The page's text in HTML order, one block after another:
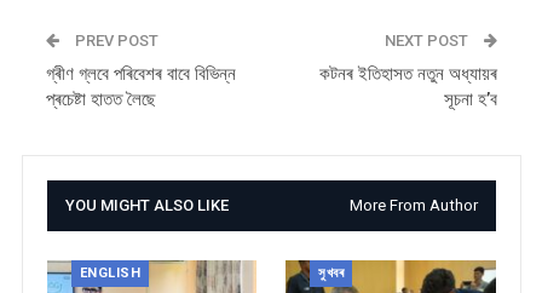
PREV POST
গ্ৰীণ গ্লবে পৰিবেশৰ বাবে বিভিন্ন
প্ৰচেষ্টা হাতত লৈছে
NEXT POST
কটনৰ ইতিহাসত নতুন অধ্যায়ৰ
সূচনা হ’ব
YOU MIGHT ALSO LIKE More From Author
ENGLISH সুখবৰ